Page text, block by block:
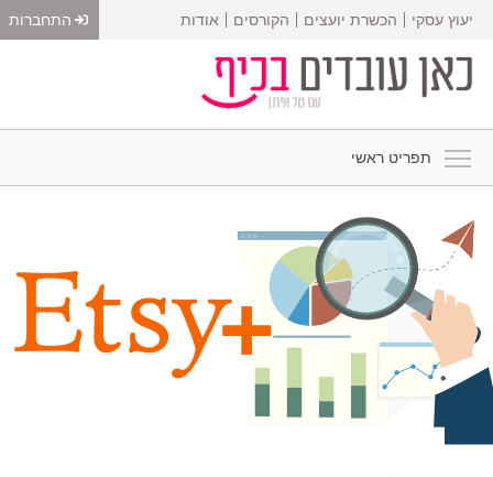
יעוץ עסקי הכשרת יועצים הקורסים אודות התחברות
תפריט ראשי